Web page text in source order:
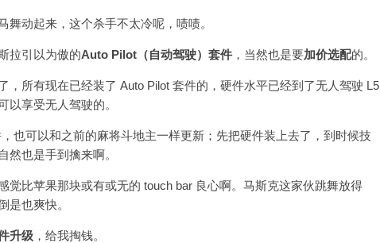
动起来，这个杀手不太冷呢，啧啧。
引以为傲的Auto Pilot（自动驾驶）套件 ，当然也是要加价选配的。
所有现在已经装了 Auto Pilot 套件的，硬件水平已经到了无人驾驶 L5
以享受无人驾驶的。
可以和之前的麻将斗地主一样更新；先把硬件装上去了，到时候技
然也是手到擒来啊。
比苹果那块或有或无的 touch bar 良心啊。马斯克这家伙跳舞放得
是也爽快。
升级 ，给我掏钱。